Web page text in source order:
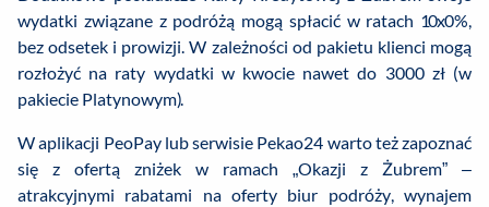
wydatki związane z podróżą mogą spłacić w ratach 10x0%,
bez odsetek i prowizji. W zależności od pakietu klienci mogą
rozłożyć na raty wydatki w kwocie nawet do 3000 zł (w
pakiecie Platynowym).
W aplikacji PeoPay lub serwisie Pekao24 warto też zapoznać
się z ofertą zniżek w ramach „Okazji z Żubrem” –
atrakcyjnymi rabatami na oferty biur podróży, wynajem